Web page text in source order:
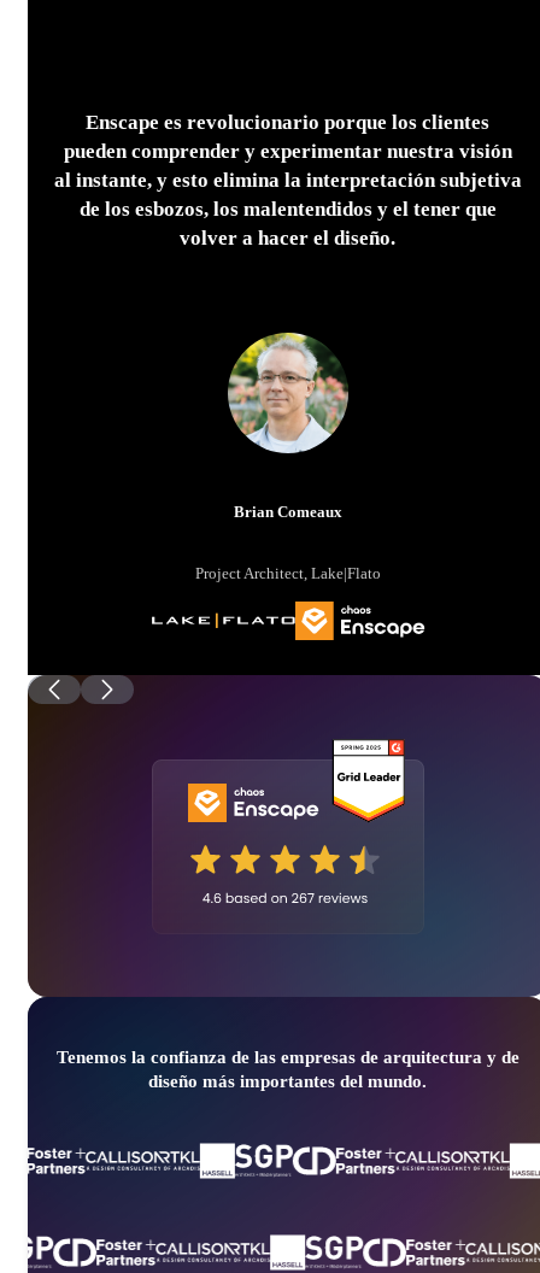
Enscape es revolucionario porque los clientes
pueden comprender y experimentar nuestra visión
al instante, y esto elimina la interpretación subjetiva
de los esbozos, los malentendidos y el tener que
volver a hacer el diseño.
Brian Comeaux
Project Architect, Lake|Flato
Tenemos la confianza de las empresas de arquitectura y de
diseño más importantes del mundo.